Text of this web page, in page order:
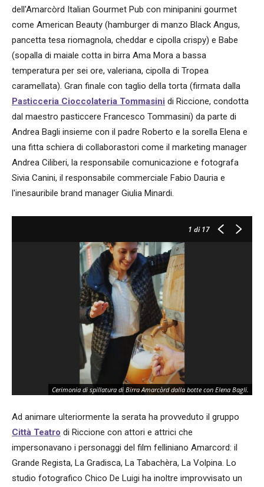
dell'Amarcòrd Italian Gourmet Pub con minipanini gourmet
come American Beauty (hamburger di manzo Black Angus,
pancetta tesa riomagnola, cheddar e cipolla crispy) e Babe
(sopalla di maiale cotta in birra Ama Mora a bassa
temperatura per sei ore, valeriana, cipolla di Tropea
caramellata). Gran finale con taglio della torta (firmata dalla
Pasticceria Cioccolateria Tommasini di Riccione, condotta
dal maestro pasticcere Francesco Tommasini) da parte di
Andrea Bagli insieme con il padre Roberto e la sorella Elena e
una fitta schiera di collaborastori come il marketing manager
Andrea Ciliberi, la responsabile comunicazione e fotografa
Sivia Canini, il responsabile commerciale Fabio Dauria e
l'inesauribile brand manager Giulia Minardi.
1 di 17
Cerimonia di spillatura di Birra Amarcòrd dalla botte con Elena Bagli.
Ad animare ulteriormente la serata ha provveduto il gruppo
Città Teatro di Riccione con attori e attrici che
impersonavano i personaggi del film felliniano Amarcord: il
Grande Regista, La Gradisca, La Tabachèra, La Volpina. Lo
studio fotografico Chico De Luigi ha inoltre improvvisato un